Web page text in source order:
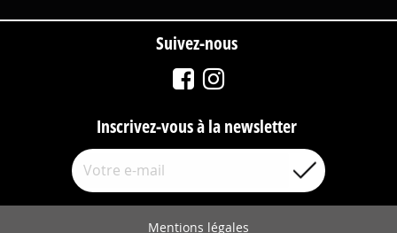
Suivez-nous
Inscrivez-vous à la newsletter
Mentions légales